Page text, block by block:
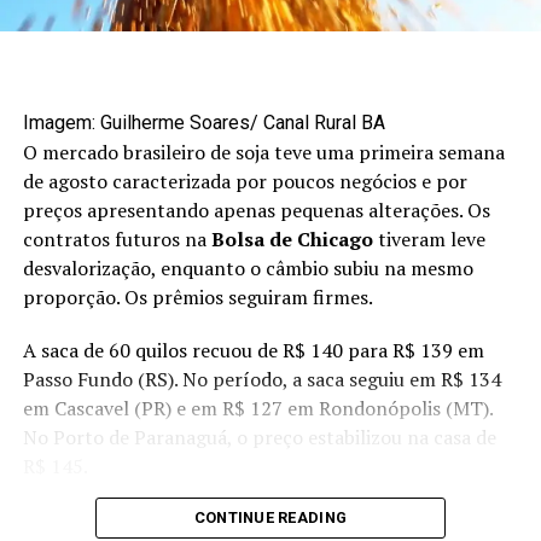
entravam e saíam das propriedades sem levantar
empresa em Cuiabá, já investigada em fases anteriores
da operação, onde os grãos eram “esquentados” com o
uso de notas fiscais frias . A movimentação financeira do
grupo incluía falsificação de documentos e lavagem de
dinheiro por meio de empresas de fachada.
Segundo o delegado Gustavo Belão, o prejuízo rastreado
milhões. No entanto, o valor real pode ser maior, já que
muitas cargas desviadas sequer chegaram a ser
oficialmente registradas.
Polícia de MT faz operação contra roubo de carga de
Imagem: Guilherme Soares/ Canal Rural BA
O mercado brasileiro de soja teve uma primeira semana
de agosto caracterizada por poucos negócios e por
preços apresentando apenas pequenas alterações. Os
contratos futuros naBolsa de Chicagotiveram leve
desvalorização, enquanto o câmbio subiu na mesmo
proporção. Os prêmios seguiram firmes.
A saca de 60 quilos recuou de R$ 140 para R$ 139 em
Passo Fundo (RS). No período, a saca seguiu em R$ 134
em Cascavel (PR) e em R$ 127 em Rondonópolis (MT).
No Porto de Paranaguá, o preço estabilizou na casa de
Receba no seu celular atualizações em tempo real,
CONTINUE READING